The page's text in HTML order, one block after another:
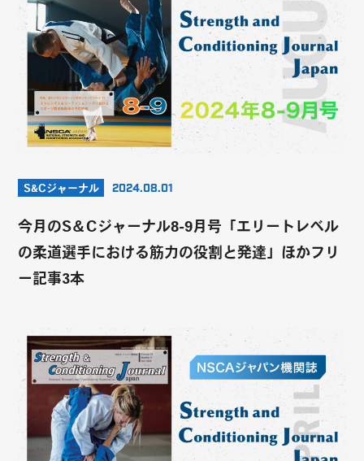
S&Cジャーナル 2024.08.01
今月のS＆Cジャーナル8-9月号「エリートレベル
の柔道選手における筋力の役割と発達」ほかフリ
ー記事3本